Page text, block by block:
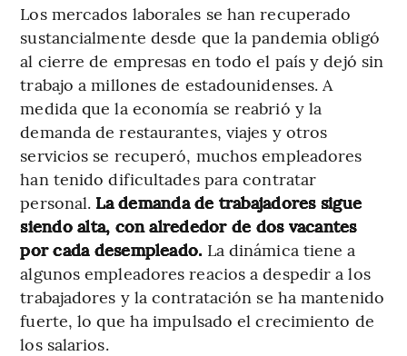
Los mercados laborales se han recuperado
sustancialmente desde que la pandemia obligó
al cierre de empresas en todo el país y dejó sin
trabajo a millones de estadounidenses. A
medida que la economía se reabrió y la
demanda de restaurantes, viajes y otros
servicios se recuperó, muchos empleadores
han tenido dificultades para contratar
personal. La demanda de trabajadores sigue
siendo alta, con alrededor de dos vacantes
por cada desempleado. La dinámica tiene a
algunos empleadores reacios a despedir a los
trabajadores y la contratación se ha mantenido
fuerte, lo que ha impulsado el crecimiento de
los salarios.